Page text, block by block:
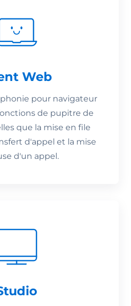
Web
pour navigateur
de pupitre de
que la mise en file
d'appel et la mise
d'un appel.